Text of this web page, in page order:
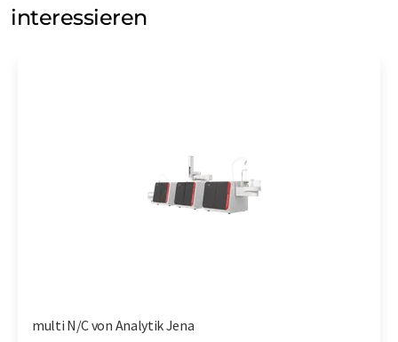
interessieren
multi N/C von Analytik Jena